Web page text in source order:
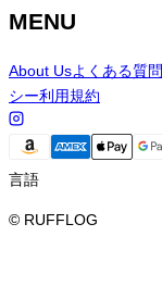
MENU
About Usよくある質問
シー利用規約
言語
© RUFFLOG